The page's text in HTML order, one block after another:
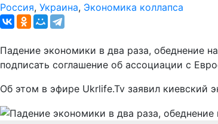
Россия, Украина, Экономика коллапса
Падение экономики в два раза, обеднение
подписать соглашение об ассоциации с
Об этом в эфире Ukrlife.Tv заявил киевский